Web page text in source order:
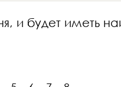
и будет иметь